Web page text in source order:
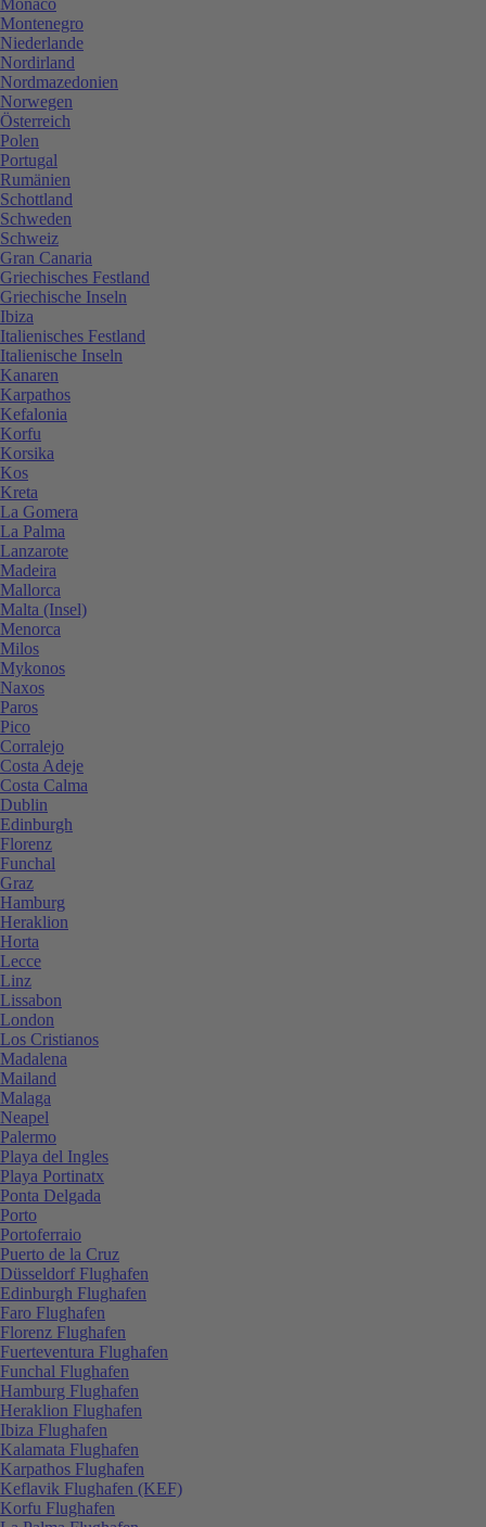
Montenegro
Niederlande
Nordirland
Nordmazedonien
Norwegen
Österreich
Polen
Portugal
Rumänien
Schottland
Schweden
Schweiz
Gran Canaria
Griechisches Festland
Griechische Inseln
Ibiza
Italienisches Festland
Italienische Inseln
Kanaren
Karpathos
Kefalonia
Korfu
Korsika
Kos
Kreta
La Gomera
La Palma
Lanzarote
Madeira
Mallorca
Malta (Insel)
Menorca
Milos
Mykonos
Naxos
Paros
Pico
Corralejo
Costa Adeje
Costa Calma
Dublin
Edinburgh
Florenz
Funchal
Graz
Hamburg
Heraklion
Horta
Lecce
Linz
Lissabon
London
Los Cristianos
Madalena
Mailand
Malaga
Neapel
Palermo
Playa del Ingles
Playa Portinatx
Ponta Delgada
Porto
Portoferraio
Puerto de la Cruz
Düsseldorf Flughafen
Edinburgh Flughafen
Faro Flughafen
Florenz Flughafen
Fuerteventura Flughafen
Funchal Flughafen
Hamburg Flughafen
Heraklion Flughafen
Ibiza Flughafen
Kalamata Flughafen
Karpathos Flughafen
Keflavik Flughafen (KEF)
Korfu Flughafen